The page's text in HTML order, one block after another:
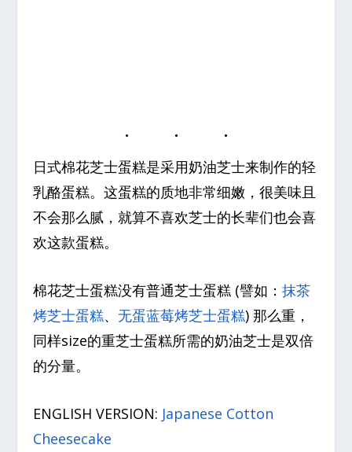
日式棉花芝士蛋糕是采用奶油芝士来制作的轻
乳酪蛋糕。这蛋糕的质地非常细嫩，很美味且
不会那么腻，就算不喜欢芝士的长辈们也会喜
欢这款蛋糕。
棉花芝士蛋糕没有普通芝士蛋糕 (譬如：抹茶
烤芝士蛋糕、 无蛋蓝莓烤芝士蛋糕) 那么重，
同样size的重芝士蛋糕所需的奶油芝士是双倍
的分量。
ENGLISH VERSION: Japanese Cotton
Cheesecake